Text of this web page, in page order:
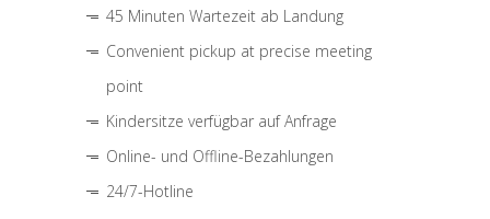
45 Minuten Wartezeit ab Landung
Convenient pickup at precise meeting
point
Kindersitze verfügbar auf Anfrage
Online- und Offline-Bezahlungen
24/7-Hotline